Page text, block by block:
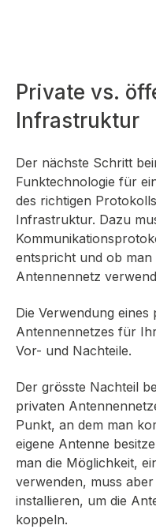
Private vs.
Infrastruktur
Der nächste Schritt
Funktechnologie für
des richtigen
Infrastruktur. Dazu
entspricht und ob
Antennennetz
Die Verwendung
Antennennetzes für
Vor- und Nachteile.
Der grösste Nachteil
privaten
Punkt, an dem man
eigene Antenne
man die Möglichkeit,
verwenden, muss
installieren, um die
koppeln.